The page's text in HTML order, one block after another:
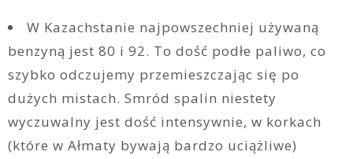
W Kazachstanie najpowszechniej używaną
benzyną jest 80 i 92. To dość podłe paliwo, co
szybko odczujemy przemieszczając się po
dużych mistach. Smród spalin niestety
wyczuwalny jest dość intensywnie, w korkach
(które w Ałmaty bywają bardzo uciążliwe)